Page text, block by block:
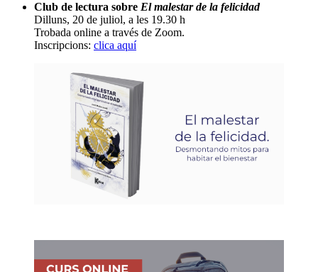
Club de lectura sobre El malestar de la felicidad
Dilluns, 20 de juliol, a les 19.30 h
Trobada online a través de Zoom.
Inscripcions: clica aquí